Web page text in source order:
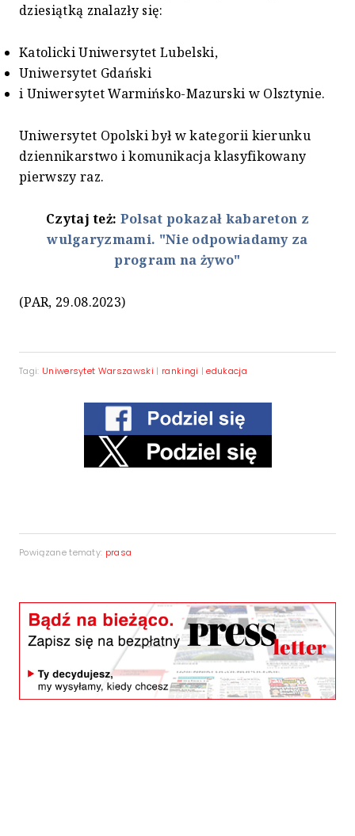
dziesiątką znalazły się:
Katolicki Uniwersytet Lubelski,
Uniwersytet Gdański
i Uniwersytet Warmińsko-Mazurski w Olsztynie.
Uniwersytet Opolski był w kategorii kierunku
dziennikarstwo i komunikacja klasyfikowany
pierwszy raz.
Czytaj też: Polsat pokazał kabareton z
wulgaryzmami. "Nie odpowiadamy za
program na żywo"
(PAR, 29.08.2023)
Tagi: Uniwersytet Warszawski | rankingi |edukacja
Powiązane tematy: prasa